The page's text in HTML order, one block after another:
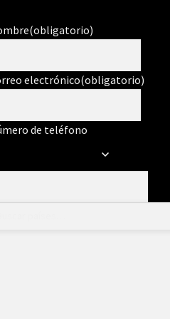
(obligatorio)
electrónico(obligatorio)
de teléfono